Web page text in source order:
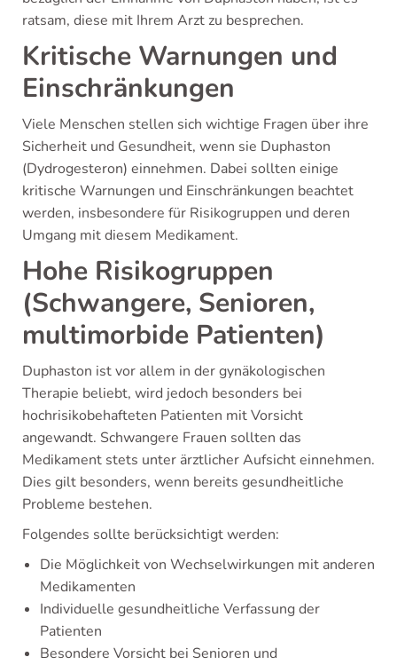
ratsam, diese mit Ihrem Arzt zu besprechen.
Kritische Warnungen und
Einschränkungen
Viele Menschen stellen sich wichtige Fragen über ihre
Sicherheit und Gesundheit, wenn sie Duphaston
(Dydrogesteron) einnehmen. Dabei sollten einige
kritische Warnungen und Einschränkungen beachtet
werden, insbesondere für Risikogruppen und deren
Umgang mit diesem Medikament.
Hohe Risikogruppen
(Schwangere, Senioren,
multimorbide Patienten)
Duphaston ist vor allem in der gynäkologischen
Therapie beliebt, wird jedoch besonders bei
hochrisikobehafteten Patienten mit Vorsicht
angewandt. Schwangere Frauen sollten das
Medikament stets unter ärztlicher Aufsicht einnehmen.
Dies gilt besonders, wenn bereits gesundheitliche
Probleme bestehen.
Folgendes sollte berücksichtigt werden:
Die Möglichkeit von Wechselwirkungen mit anderen
Medikamenten
Individuelle gesundheitliche Verfassung der
Patienten
Besondere Vorsicht bei Senioren und